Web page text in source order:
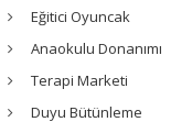
Eğitici Oyuncak
Anaokulu Donanımı
Terapi Marketi
Duyu Bütünleme